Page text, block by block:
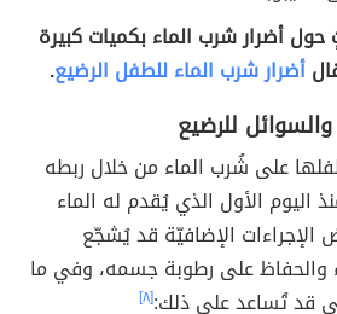
أضرار شرب الماء بكميات كبيرة
أضرار شرب الماء للطفل الرضيع.
للرضيع
على شُرب الماء من خلال ربطه
اليوم الأول الذي يُقدم له الماء
الإجراءات الإضافيّة قد يُشجّع
والحفاظ على رطوبة جسمه، وفي ما
قد تُساعد على ذلك:[٨]